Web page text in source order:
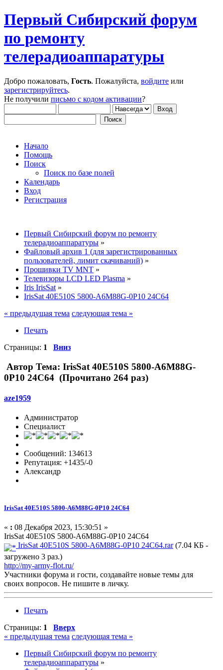
Первый Сибирский форум
по ремонту
телерадиоаппаратуры
Добро пожаловать, Гость. Пожалуйста, войдите или
зарегистрируйтесь.
Не получили письмо с кодом активации?
Начало
Помощь
Поиск
Поиск по базе полей
Календарь
Вход
Регистрация
Первый Сибирский форум по ремонту
телерадиоаппаратуры »
Файловый архив 1 (для зарегистрированных
пользователей, лимит скачиваний) »
Прошивки TV MNT »
Телевизоры LCD LED Plasma »
Iris IrisSat »
IrisSat 40E510S 5800-A6M88G-0P10 24C64
« предыдущая тема следующая тема »
Печать
Страницы: 1 Вниз
Автор Тема: IrisSat 40E510S 5800-A6M88G-
0P10 24C64 (Прочитано 264 раз)
aze1959
Администратор
Специалист
Сообщений: 134613
Репутация: +1435/-0
Александр
IrisSat 40E510S 5800-A6M88G-0P10 24C64
« : 08 Декабря 2023, 15:30:51 »
IrisSat 40E510S 5800-A6M88G-0P10 24C64
IrisSat 40E510S 5800-A6M88G-0P10 24C64.rar(7.04 КБ -
загружено 3 раз.)
http://my-army-flot.ru/
Участники форума и гости, создавайте новые темы для
своих вопросов. Не пишите в личку.
Печать
Страницы: 1
Вверх
« предыдущая тема следующая тема »
Первый Сибирский форум по ремонту
телерадиоаппаратуры »